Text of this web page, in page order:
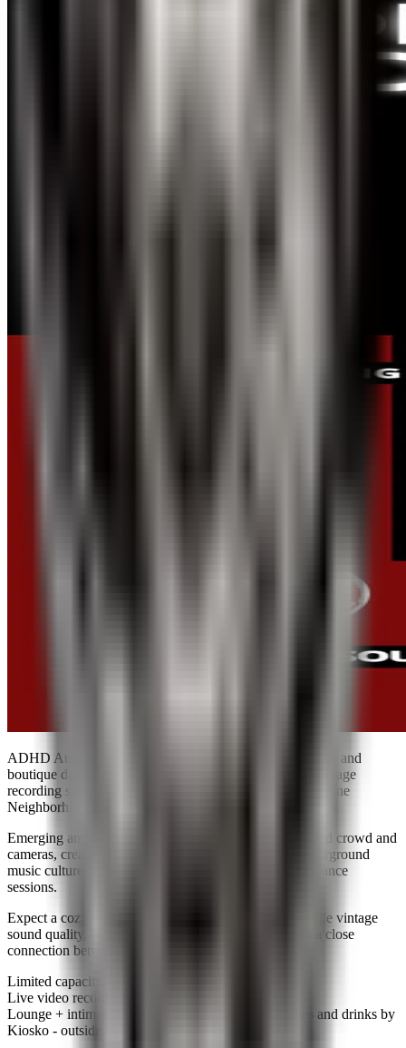
ADHD Auditions is an intimate live-recorded DJ sessions and
boutique dance-floor experience taking place inside a vintage
recording studio in Tel Aviv near Kiosko place in Florentine
Neighborhood.
Emerging and Rising Star DJs perform in front of invited crowd and
cameras, creating a unique atmosphere that blends underground
music culture, live audience energy and filmed performance
sessions.
Expect a cozy lounge setting, vinyl aesthetics, audiophile vintage
sound quality, boutique versatile electronic music and a close
connection between artists and audience.
Limited capacity.
Live video recording.
Lounge + intimate dance-floor experience. Beverages and drinks by
Kiosko - outside in cozy yard.